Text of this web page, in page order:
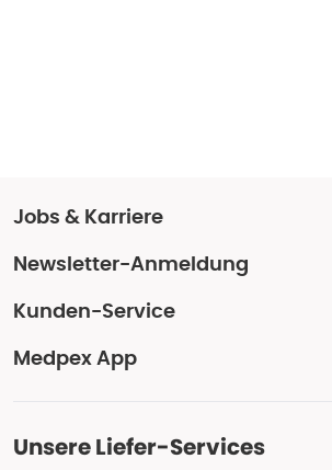
Jobs & Karriere
Newsletter-Anmeldung
Kunden-Service
Medpex App
Unsere Liefer-Services